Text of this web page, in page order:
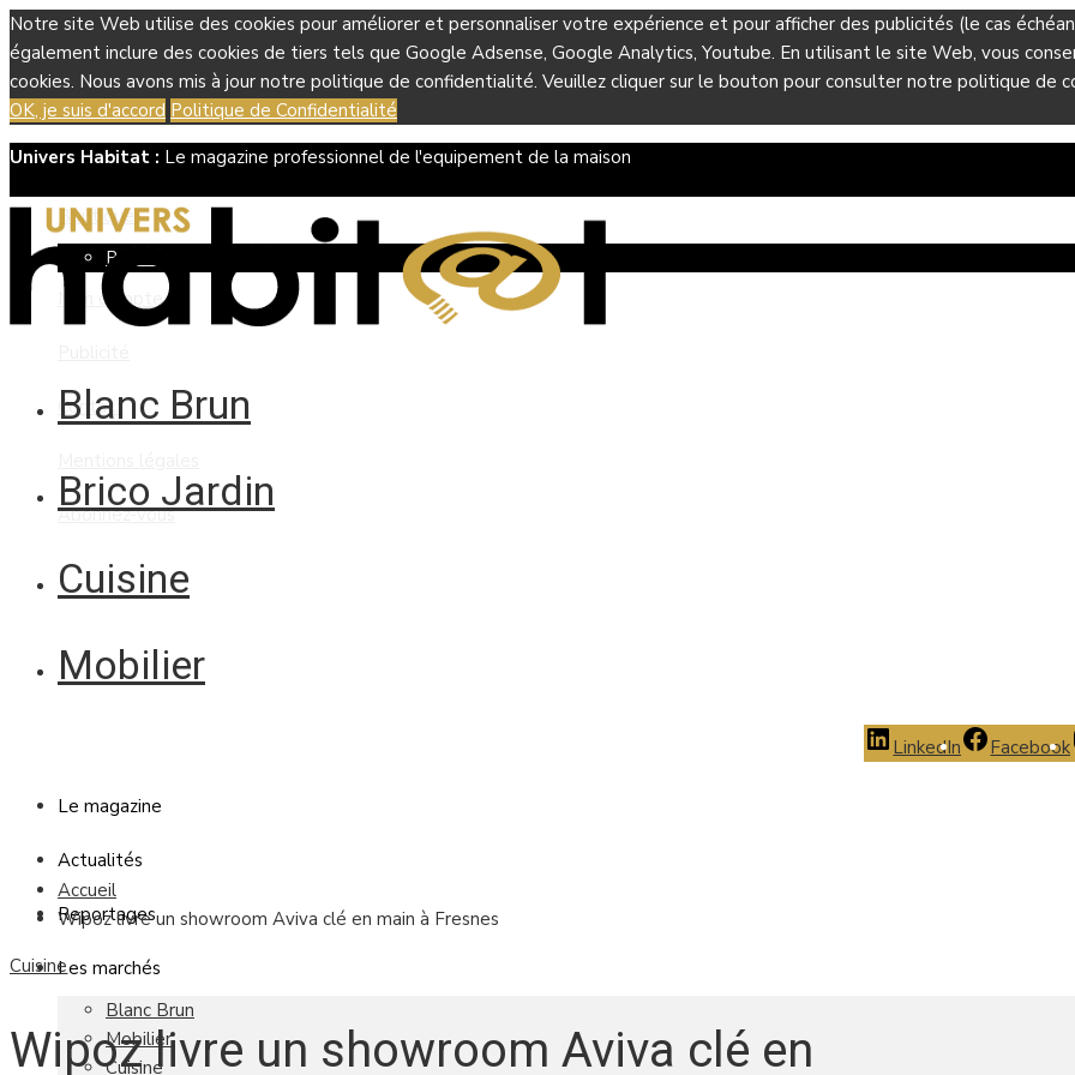
Notre site Web utilise des cookies pour améliorer et personnaliser votre expérience et pour afficher des publicités (le cas
également inclure des cookies de tiers tels que Google Adsense, Google Analytics, Youtube. En utilisant le site Web, vous
cookies. Nous avons mis à jour notre politique de confidentialité. Veuillez cliquer sur le bouton pour consulter notre politique de
OK, je suis d'accord Politique de Confidentialité
Univers Habitat : Le magazine professionnel de l'equipement de la maison
Boutique
Panier
Mon compte
Contact
Abonnez-vous
Blanc Brun
Brico Jardin
Cuisine
Mobilier
LinkedIn Facebook
Le magazine
Actualités
Reportages
Les marchés
Blanc Brun
Mobilier
Cuisine
Accueil
Wipoz livre un showroom Aviva clé en main à Fresnes
Cuisine
Wipoz livre un showroom Aviva clé en